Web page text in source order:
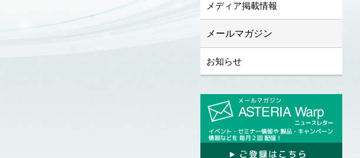
メディア掲載情報
メールマガジン
お知らせ